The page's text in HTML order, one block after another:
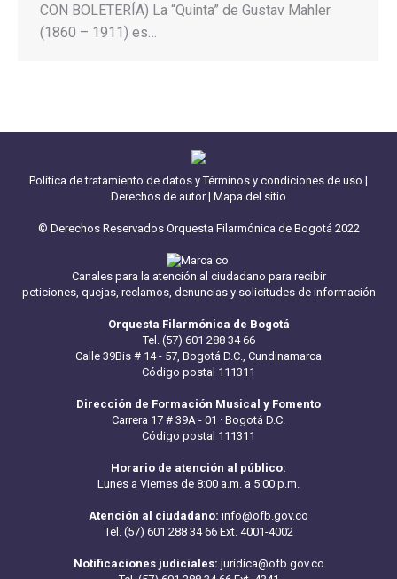
CON BOLETERÍA) La “Quinta” de Gustav Mahler
(1860 – 1911) es…
Política de tratamiento de datos y Términos y condiciones de uso |
Derechos de autor| Mapa del sitio
© Derechos Reservados Orquesta Filarmónica de Bogotá 2022
Canales para la atención al ciudadano para recibir
peticiones, quejas, reclamos, denuncias y solicitudes de información
Orquesta Filarmónica de Bogotá
Tel. (57) 601 288 34 66
Calle 39Bis # 14 - 57, Bogotá D.C., Cundinamarca
Código postal 111311
Dirección de Formación Musical y Fomento
Carrera 17 # 39A - 01 · Bogotá D.C.
Código postal 111311
Horario de atención al público:
Lunes a Viernes de 8:00 a.m. a 5:00 p.m.
Atención al ciudadano: info@ofb.gov.co
Tel. (57) 601 288 34 66 Ext. 4001-4002
Notificaciones judiciales: juridica@ofb.gov.co